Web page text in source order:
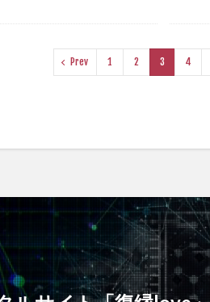
Prev 1 2 3 4